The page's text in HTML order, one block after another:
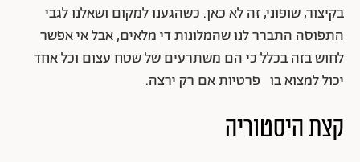
בקיצור, שופוני, זה לא כאן. כשהגענו למקום ושאלנו לגבי
התפוסה התברר לנו שהמלונות די מלאים, אבל אי אפשר
לחוש בזה בכלל כי הם משתרעים של שטח עצום וכל אחד
יכול למצוא בו פרטיות אם רק ירצה.
קצת היסטוריה